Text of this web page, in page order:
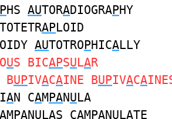
PHS AUTORADIOGRAPHY
TOTETRAPLOID
AUTOTROPHICALLY
US BICAPSULAR
BUPIVACAINE BUPIVACA
IAN CAMPANULA
AMPANULAS CAMPANULATE